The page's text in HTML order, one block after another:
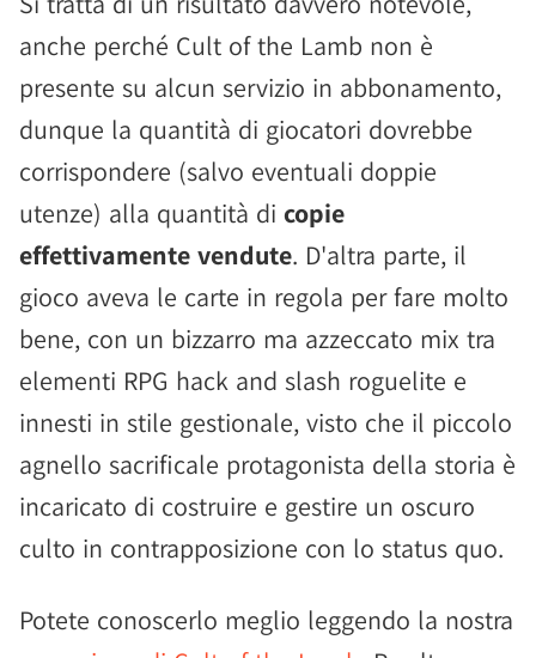
anche perché Cult of the Lamb non è
presente su alcun servizio in abbonamento,
dunque la quantità di giocatori dovrebbe
corrispondere (salvo eventuali doppie
utenze) alla quantità di copie
effettivamente vendute. D'altra parte, il
gioco aveva le carte in regola per fare molto
bene, con un bizzarro ma azzeccato mix tra
elementi RPG hack and slash roguelite e
innesti in stile gestionale, visto che il piccolo
agnello sacrificale protagonista della storia è
incaricato di costruire e gestire un oscuro
culto in contrapposizione con lo status quo.
Potete conoscerlo meglio leggendo la nostra